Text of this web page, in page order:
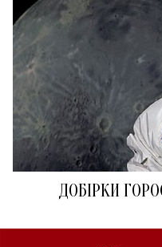
ДОБІРКИ